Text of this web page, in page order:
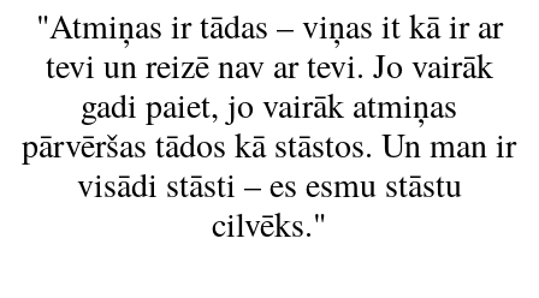
"Atmiņas ir tādas – viņas it kā ir ar
tevi un reizē nav ar tevi. Jo vairāk
gadi paiet, jo vairāk atmiņas
pārvēršas tādos kā stāstos. Un man ir
visādi stāsti – es esmu stāstu
cilvēks."